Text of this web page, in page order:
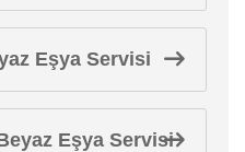
Eşya Servisi
Eşya Servisi